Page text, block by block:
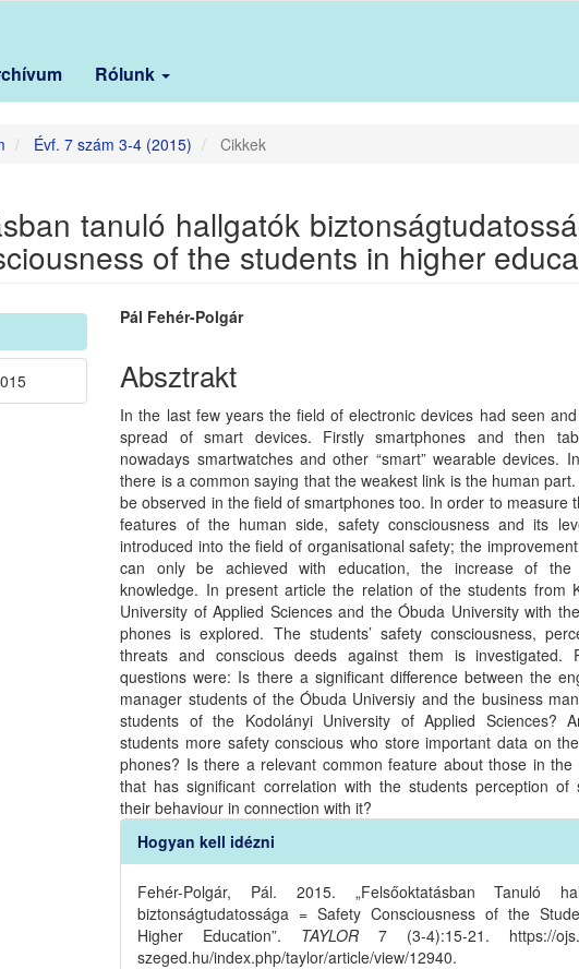
Rólunk
Évf. 7 szám 3-4 (2015) Cikkek
tanuló hallgatók
of the students in higher
Main
Article
Content
Pál Fehér-Polgár
Absztrakt
In the last few years the field of electronic devices had seen
spread of smart devices. Firstly smartphones and then
nowadays smartwatches and other “smart” wearable devices.
there is a common saying that the weakest link is the human
be observed in the field of smartphones too. In order to measure
features of the human side, safety consciousness and its
introduced into the field of organisational safety; the
can only be achieved with education, the increase of the
knowledge. In present article the relation of the students from
University of Applied Sciences and the Óbuda University with
phones is explored. The students’ safety consciousness,
threats and conscious deeds against them is investigated.
questions were: Is there a significant difference between the
manager students of the Óbuda Universiy and the business
students of the Kodolányi University of Applied Sciences?
students more safety conscious who store important data on
phones? Is there a relevant common feature about those in the
that has significant correlation with the students perception of
their behaviour in connection with it?
Article
Details
Hogyan kell idézni
Fehér-Polgár, Pál. 2015. „Felsőoktatásban Tanuló
biztonságtudatossága = Safety Consciousness of the
Higher Education”. TAYLOR 7 (3-4):15-21. https://
szeged.hu/index.php/taylor/article/view/12940.